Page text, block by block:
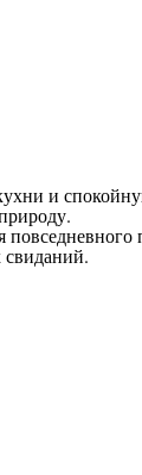
и
повседневного
свиданий.